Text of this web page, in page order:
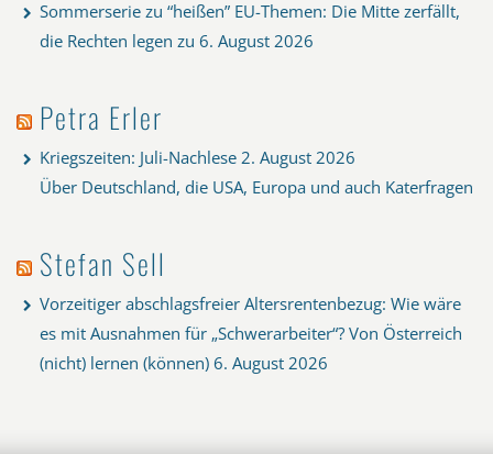
Sommerserie zu “heißen” EU-Themen: Die Mitte zerfällt,
die Rechten legen zu 6. August 2026
Petra Erler
Kriegszeiten: Juli-Nachlese 2. August 2026
Über Deutschland, die USA, Europa und auch Katerfragen
Stefan Sell
Vorzeitiger abschlagsfreier Altersrentenbezug: Wie wäre
es mit Ausnahmen für „Schwerarbeiter“? Von Österreich
(nicht) lernen (können) 6. August 2026